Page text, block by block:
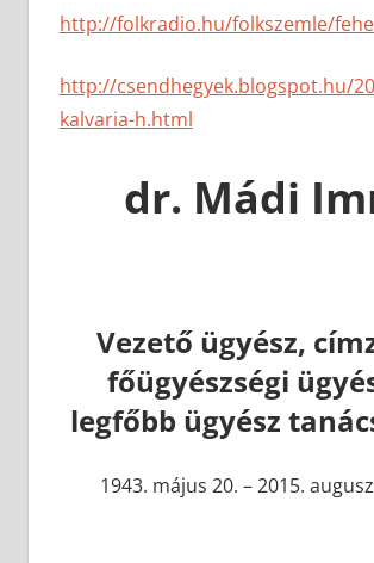
http://folkradio.hu/folkszemle/
http://csendhegyek.blogspot.hu/
kalvaria-h.html
dr. Mádi
Vezető ügyész,
főügyészségi
legfőbb ügyész
1943. május 20. – 2015.